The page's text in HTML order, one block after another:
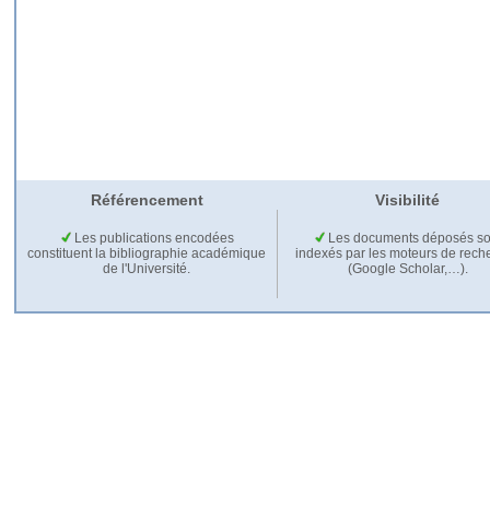
Référencement Visibilité
Les publications encodées
constituent la bibliographie académique
de l'Université.
Les documents déposés
indexés par les moteurs de
(Google Scholar,…).